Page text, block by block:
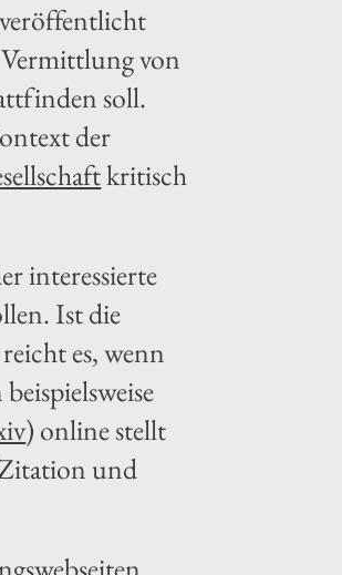
von
soll.
der
kritisch
interessierte
Ist die
es, wenn
) online stellt
Zitation und